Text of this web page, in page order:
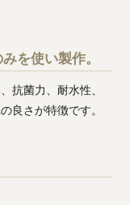
を使い製作。
抗菌力、耐水性、
良さが特徴です。